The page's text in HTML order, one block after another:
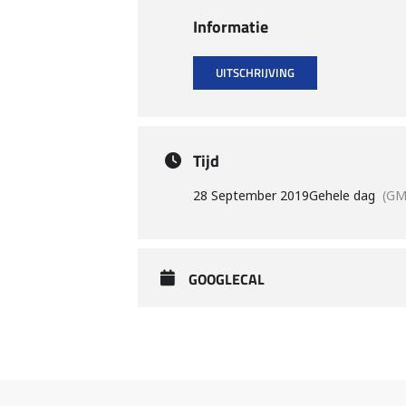
Informatie
UITSCHRIJVING
Tijd
28 September 2019Gehele dag
GOOGLECAL